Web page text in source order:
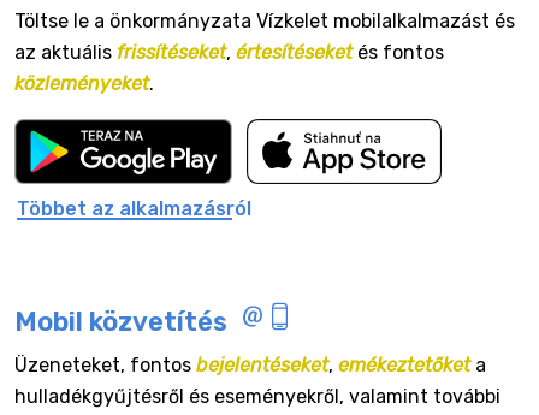
Töltse le a önkormányzata Vízkelet mobilalkalmazást és
az aktuális frissítéseket, értesítéseketés fontos
közleményeket.
Többet az alkalmazásról
Mobil közvetítés
Üzeneteket, fontos bejelentéseket, emékeztetőketa
hulladékgyűjtésről és eseményekről, valamint további